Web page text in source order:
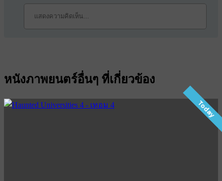
หนังภาพยนตร์อื่นๆ ที่เกี่ยวข้อง
Today